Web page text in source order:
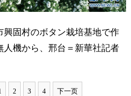
興固村のボタン栽培基地で作
人機から、邢台＝新華社記者
2 3 4 下一页